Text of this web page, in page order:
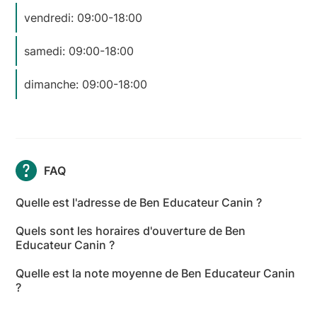
vendredi: 09:00-18:00
samedi: 09:00-18:00
dimanche: 09:00-18:00
FAQ
Quelle est l'adresse de Ben Educateur Canin ?
du Tunnel, 81600 Gaillac - Tarn
Quels sont les horaires d'ouverture de Ben
Educateur Canin ?
sont les suivants : lundi: 09:00-18:00 - mardi: 09:00-
18:00 - mercredi: 09:00-18:00 - jeudi: 09:00-18:00 -
Quelle est la note moyenne de Ben Educateur Canin
?